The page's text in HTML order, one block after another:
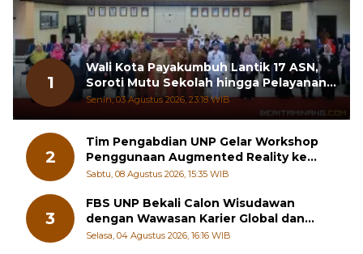
1
Wali Kota Payakumbuh Lantik 17 ASN,
Soroti Mutu Sekolah hingga Pelayanan
RSUD
Senin, 03 Agustus 2026, 23:18 WIB
2
Tim Pengabdian UNP Gelar Workshop
Penggunaan Augmented Reality ke
Guru Kimia SMA di Padang Pariaman
Sabtu, 08 Agustus 2026, 15:35 WIB
3
FBS UNP Bekali Calon Wisudawan
dengan Wawasan Karier Global dan
Kewirausahaan Kreatif
Selasa, 04 Agustus 2026, 16:16 WIB